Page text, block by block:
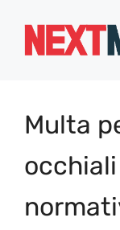
Multa